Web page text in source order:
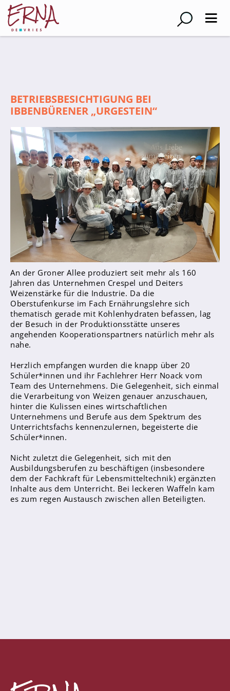
Kollegium
Lehrer*innen
Schulsozialarbeiter
Referendar*innen
Teams
Schüler*innen
Schüler*innenvertretung
Sporthelfer*innen
Sanitätsdienst
Eltern
Förderverein
Elternvertreter*innen
Mitarbeiter*innen
Sekretär*innen
Lehrer*innen Ausbildung
Praktika und Praxissemester
Referendariat
Abschlüsse
Fremdsprachen
Differenzierung
Berufsorientierung
BETRIEBSBESICHTIGUNG BEI
IBBENBÜRENER „URGESTEIN“
An der Groner Allee produziert seit mehr als 160
Jahren das Unternehmen Crespel und Deiters
Weizenstärke für die Industrie. Da die
Oberstufenkurse im Fach Ernährungslehre sich
thematisch gerade mit Kohlenhydraten befassen, lag
der Besuch in der Produktionsstätte unseres
angehenden Kooperationspartners natürlich mehr als
nahe.
Herzlich empfangen wurden die knapp über 20
Schüler*innen und ihr Fachlehrer Herr Noack vom
Team des Unternehmens. Die Gelegenheit, sich einmal
die Verarbeitung von Weizen genauer anzuschauen,
hinter die Kulissen eines wirtschaftlichen
Unternehmens und Berufe aus dem Spektrum des
Unterrichtsfachs kennenzulernen, begeisterte die
Schüler*innen.
Nicht zuletzt die Gelegenheit, sich mit den
Ausbildungsberufen zu beschäftigen (insbesondere
dem der Fachkraft für Lebensmitteltechnik) ergänzten
Inhalte aus dem Unterricht. Bei leckeren Waffeln kam
es zum regen Austausch zwischen allen Beteiligten.